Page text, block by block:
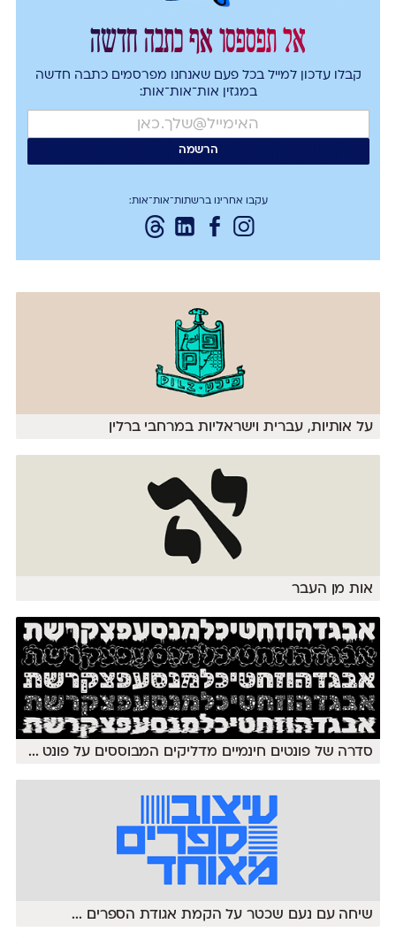
אל תפספסו אף כתבה חדשה
קבלו עדכון למייל בכל פעם שאנחנו מפרסמים כתבה חדשה
במגזין אות־אות־אות:
עקבו אחרינו ברשתות־אות־אות:
על אותיות, עברית וישראליות במרחבי ברלין
אות מן העבר
סדרה של פונטים חינמיים מדליקים המבוססים על פונט ...
שיחה עם נעם שכטר על הקמת אגודת הספרים ...